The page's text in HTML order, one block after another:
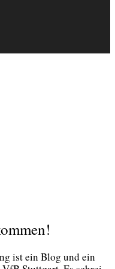
ist ein Blog und ein